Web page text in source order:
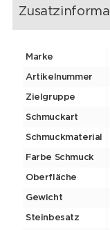
Marke
Artikelnummer
Zielgruppe
Schmuckart
Schmuckmaterial
Farbe Schmuck
Oberfläche
Gewicht
Steinbesatz